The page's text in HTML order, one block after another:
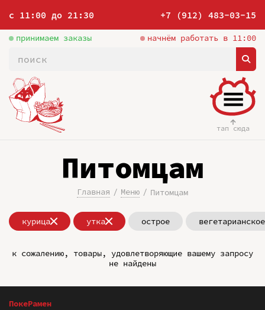
с 11:00 до 21:30 +7 (912) 483-03-15
принимаем заказы начнём работать в 11:00
тап сюда
Питомцам
Главная Меню Питомцам
курица утка острое вегетарианское
к сожалению, товары, удовлетворяющие вашему запросу
не найдены
ПокеРамен